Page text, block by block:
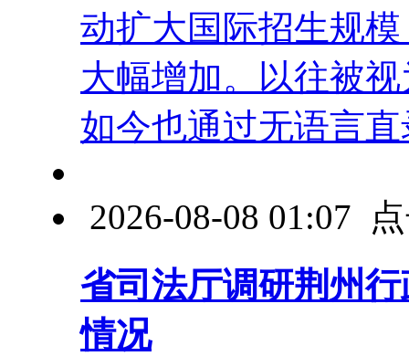
动扩大国际招生规
大幅增加。以往被
如今也通过无语言直
2026-08-08 01:07
省司法厅调研荆州
情况